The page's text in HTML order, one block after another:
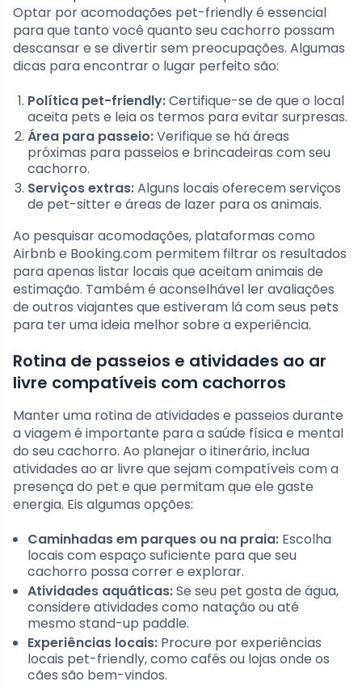
Optar por acomodações pet-friendly é essencial
para que tanto você quanto seu cachorro possam
descansar e se divertir sem preocupações. Algumas
dicas para encontrar o lugar perfeito são:
Política pet-friendly:Certifique-se de que o local
aceita pets e leia os termos para evitar surpresas.
Área para passeio:Verifique se há áreas
próximas para passeios e brincadeiras com seu
cachorro.
Serviços extras:Alguns locais oferecem serviços
de pet-sitter e áreas de lazer para os animais.
Ao pesquisar acomodações, plataformas como
Airbnb e Booking.com permitem filtrar os resultados
para apenas listar locais que aceitam animais de
estimação. Também é aconselhável ler avaliações
de outros viajantes que estiveram lá com seus pets
para ter uma ideia melhor sobre a experiência.
Rotina de passeios e atividades ao ar
livre compatíveis com cachorros
Manter uma rotina de atividades e passeios durante
a viagem é importante para a saúde física e mental
do seu cachorro. Ao planejar o itinerário, inclua
atividades ao ar livre que sejam compatíveis com a
presença do pet e que permitam que ele gaste
energia. Eis algumas opções:
Caminhadas em parques ou na praia: Escolha
locais com espaço suficiente para que seu
cachorro possa correr e explorar.
Atividades aquáticas:Se seu pet gosta de água,
considere atividades como natação ou até
mesmo stand-up paddle.
Experiências locais: Procure por experiências
locais pet-friendly, como cafés ou lojas onde os
cães são bem-vindos.